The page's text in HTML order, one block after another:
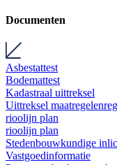
Documenten
Asbestattest
Bodemattest
Kadastraal uittreksel
Uittreksel
rioolijn plan
rioolijn plan
Stedenbouwkundige
Vastgoedinformatie